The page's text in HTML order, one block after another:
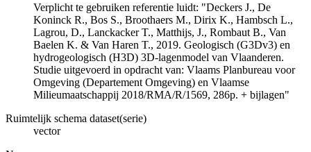
Verplicht te gebruiken referentie luidt: "Deckers J., De
Koninck R., Bos S., Broothaers M., Dirix K., Hambsch L.,
Lagrou, D., Lanckacker T., Matthijs, J., Rombaut B., Van
Baelen K. & Van Haren T., 2019. Geologisch (G3Dv3) en
hydrogeologisch (H3D) 3D-lagenmodel van Vlaanderen.
Studie uitgevoerd in opdracht van: Vlaams Planbureau voor
Omgeving (Departement Omgeving) en Vlaamse
Milieumaatschappij 2018/RMA/R/1569, 286p. + bijlagen"
Ruimtelijk schema dataset(serie)
vector